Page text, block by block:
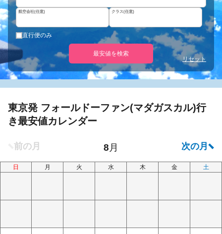
航空会社(任意) クラス(任意)
直行便のみ
最安値を検索
リセット
東京発 フォールドーファン(マダガスカル)行
き最安値カレンダー
日 月 火 水 木 金 土